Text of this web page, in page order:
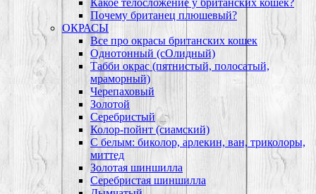
Почему британец плюшевый?
ОКРАСЫ
Все про окрасы британских кошек
Однотонный (сОлидный)
Табби окрас (пятнистый, полосатый,
мраморный)
Черепаховый
Золотой
Серебристый
Колор-пойнт (сиамский)
С белым: биколор, арлекин, ван, триколоры,
миттед
Золотая шиншилла
Серебристая шиншилла